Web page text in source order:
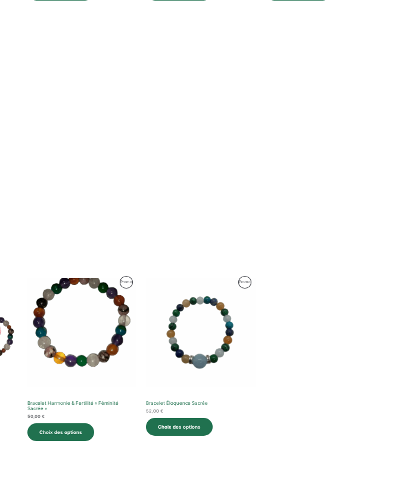
PromoProduit
Bracelet Harmonie & Fertilité « Féminité
Sacrée »
50,00 €
Choix des options
PromoProduit
Bracelet Éloquence Sacrée
52,00€
Choix des options